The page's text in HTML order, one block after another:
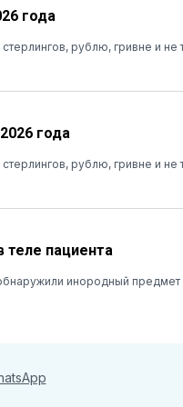
года
рублю, гривне и не
года
рублю, гривне и не
теле пациента
инородный предмет